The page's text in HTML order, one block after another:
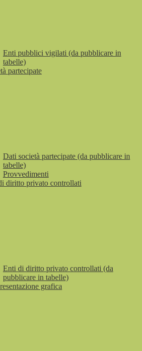
Enti pubblici vigilati (da pubblicare in
tabelle)
partecipate
Dati società partecipate (da pubblicare in
tabelle)
Provvedimenti
diritto privato controllati
Enti di diritto privato controllati (da
pubblicare in tabelle)
grafica